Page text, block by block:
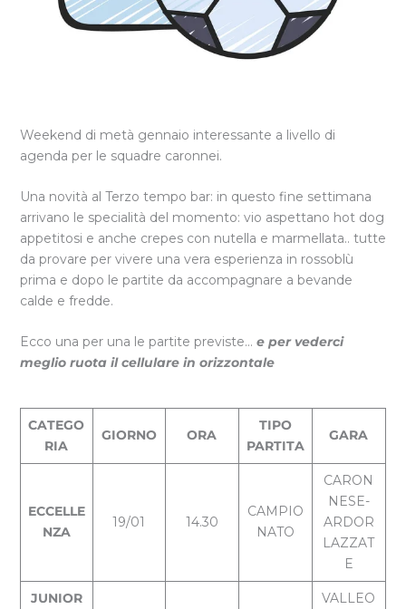
Weekend di metà gennaio interessante a livello di
agenda per le squadre caronnei.
Una novità al Terzo tempo bar: in questo fine settimana
arrivano le specialità del momento: vio aspettano hot dog
appetitosi e anche crepes con nutella e marmellata.. tutte
da provare per vivere una vera esperienza in rossoblù
prima e dopo le partite da accompagnare a bevande
calde e fredde.
Ecco una per una le partite previste… e per vederci
meglio ruota il cellulare in orizzontale
CATEGO
RIA
GIORNO ORA
TIPO
PARTITA
GARA
ECCELLE
NZA
19/01 14.30
CAMPIO
NATO
CARON
NESE-
ARDOR
LAZZAT
E
JUNIOR
VALLEO